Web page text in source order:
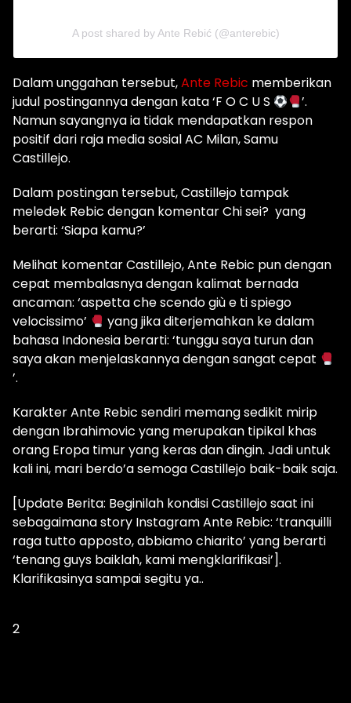
A post shared by Ante Rebić (@anterebic)
Dalam unggahan tersebut,Ante Rebic memberikan
judul postingannya dengan kata ‘F O C U S
’.
Namun sayangnya ia tidak mendapatkan respon
positif dari raja media sosial AC Milan, Samu
Castillejo.
Dalam postingan tersebut, Castillejo tampak
meledek Rebic dengan komentar Chi sei? yang
berarti: ‘Siapa kamu?’
Melihat komentar Castillejo, Ante Rebic pun dengan
cepat membalasnya dengan kalimat bernada
ancaman: ‘aspetta che scendo giù e ti spiego
velocissimo’
yang jika diterjemahkan ke dalam
bahasa Indonesia berarti: ‘tunggu saya turun dan
saya akan menjelaskannya dengan sangat cepat
’.
Karakter Ante Rebic sendiri memang sedikit mirip
dengan Ibrahimovic yang merupakan tipikal khas
orang Eropa timur yang keras dan dingin. Jadi untuk
kali ini, mari berdo’a semoga Castillejo baik-baik saja.
[Update Berita: Beginilah kondisi Castillejo saat ini
sebagaimana story Instagram Ante Rebic: ‘tranquilli
raga tutto apposto, abbiamo chiarito’ yang berarti
‘tenang guys baiklah, kami mengklarifikasi’].
Klarifikasinya sampai segitu ya..
2